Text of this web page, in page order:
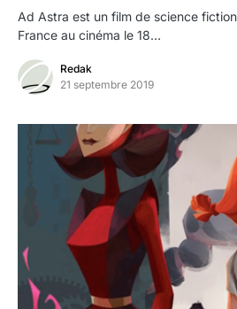
Ad Astra est un film de science
France au cinéma le 18…
Redak
21 septembre 2019